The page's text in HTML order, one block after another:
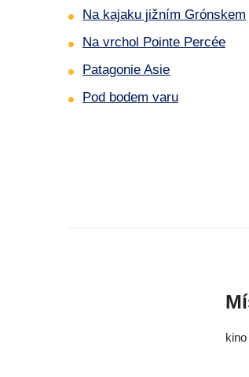
Na kajaku jižním Grónskem
Na vrchol Pointe Percée
Patagonie Asie
Pod bodem varu